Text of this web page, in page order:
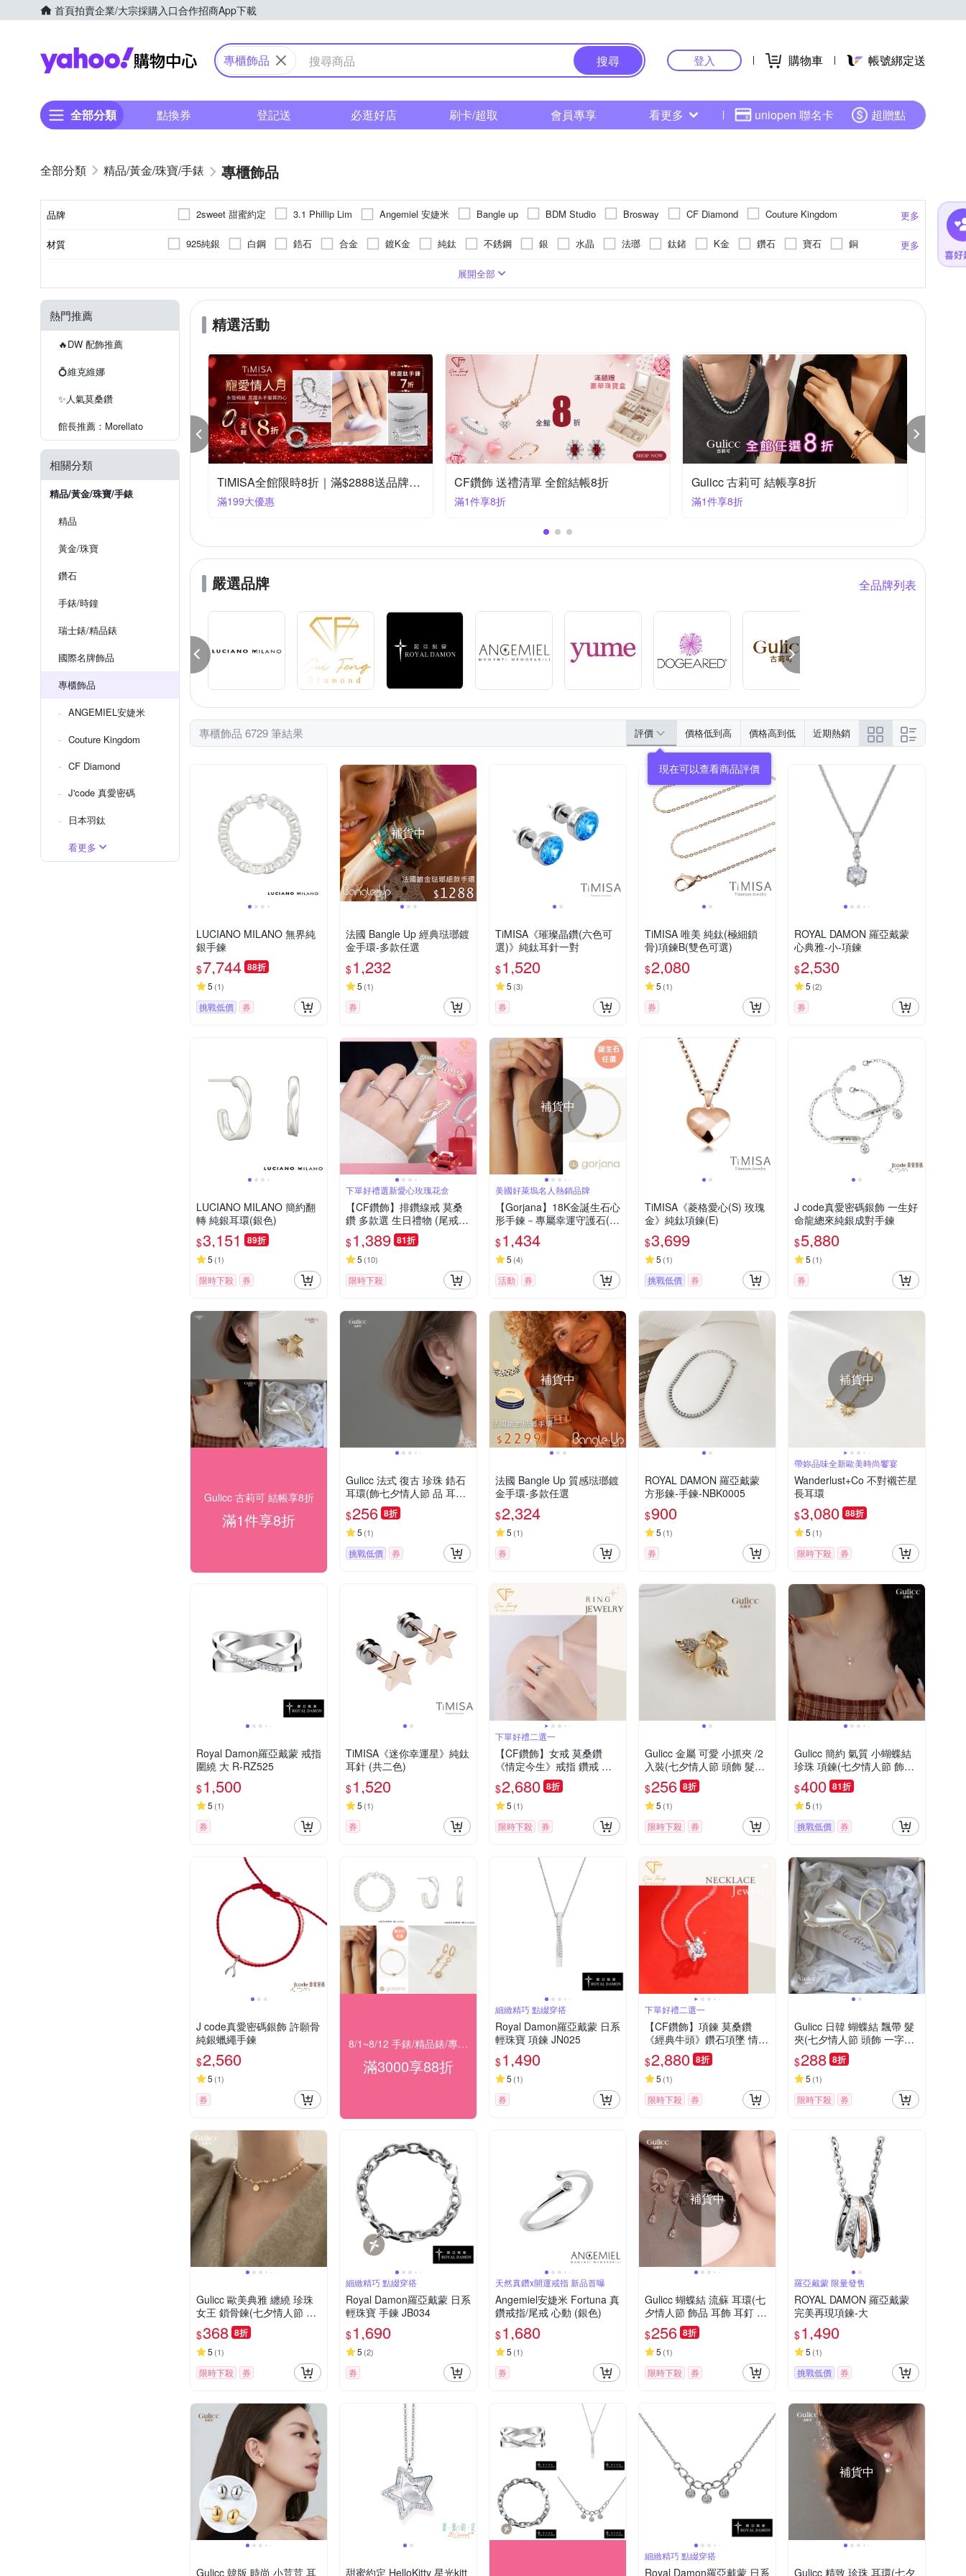
首頁拍賣企業/大宗採購入口合作招商App下載
Yahoo購物中心
專櫃飾品 搜尋 登入 購物車 帳號綁定送
全部分類 點換券 登記送 必逛好店 刷卡/超取 會員專享 看更多 uniopen 聯名卡 超贈點
精品/黃金/珠寶/手錶 專櫃飾品
品牌 更多
2sweet 甜蜜約定 3.1 Phillip Lim Angemiel 安婕米 Bangle up BDM Studio Brosway CF Diamond
Couture Kingdom
Disney 迪士尼
Dogeared e.m. ESPANA伊潘娜 Eyland FOSSIL Girls Crew GORJANA
Golicc 古里雅
Luciano Milano
Les Mots Doux Ms caramelo 焦糖小姐 Morellato Nach Bijoux Orelia PAUL HEWITT
PD PAOLA
STORY 故事銀飾
ZENGER
童樂繪金飾 其他品牌 皮革魔法師 金緻品 維克維娜
材質 更多
925純銀 白鋼 鋯石 合金 鍍K金 純鈦 不銹鋼 銀 水晶 法瑯 鈦鍺 K金 鑽石 寶石
銅
仿珠 矽膠
串珠/吊飾鎖骨鍊(16吋)
展開全部
熱門推薦
🔥DW 配飾推薦
💍維克維娜
✨人氣莫桑鑽
館長推薦：Morellato
相關分類
精品/黃金/珠寶/手錶
精品
黃金/珠寶
鑽石
手錶/時鐘
瑞士錶/精品錶
國際名牌飾品
專櫃飾品
ANGEMIEL安婕米
Couture Kingdom
CF Diamond
J'code 真愛密碼
日本羽鈦
看更多
精選活動
全館結帳8折 Gulicc 古莉可 結帳享8折 Royal Damon羅亞戴蒙 白鋼精品85折
滿800大優惠
Angemiel安婕米 仲夏美學 精選4折起
滿272大優惠
嚴選品牌 全品牌列表
專櫃飾品 6729 筆結果 評價 價格低到高 價格高到低 近期熱銷
現在可以查看商品評價
LUCIANO MILANO 無界純
銀手鍊
$7,744 88折
5 (1)
挑戰低價 券
補貨中
法國 Bangle Up 經典琺瑯鍍
金手環-多款任選
$1,232
5 (1)
券
TiMISA《璀璨晶鑽(六色可
選)》純鈦耳針一對
$1,520
5 (3)
券
TiMISA 唯美 純鈦(極細鎖
骨)項鍊B(雙色可選)
$2,080
5 (1)
券
ROYAL DAMON 羅亞戴蒙
心典雅-小-項鍊
$2,530
5 (2)
券
LUCIANO MILANO 簡約翻
轉 純銀耳環(銀色)
$3,151 89折
5 (1)
限時下殺 券
下單好禮選新愛心玫瑰花盒
【CF鑽飾】排鑽線戒 莫桑
鑽 多款選 生日禮物 (尾戒
戒指 鑽戒 開運 七夕情人節
飾品 送禮)
$1,389 81折
5 (10)
限時下殺
補貨中
美國好萊塢名人熱銷品牌
【Gorjana】18K金誕生石心
形手鍊－專屬幸運守護石(多
款任選)
$1,434
5 (4)
活動 券
TiMISA《菱格愛心(S) 玫瑰
金》純鈦項鍊(E)
$3,699
5 (1)
挑戰低價 券
J code真愛密碼銀飾 一生好
命龍總來純銀成對手鍊
$5,880
5 (1)
券
Gulicc 古莉可 結帳享8折
滿1件享8折
Gulicc 法式 復古 珍珠 鋯石
耳環(飾七夕情人節 品 耳飾
耳針 耳釘 耳環 生日禮物 )
$256 8折
5 (1)
挑戰低價 券
補貨中
法國 Bangle Up 質感琺瑯鍍
金手環-多款任選
$2,324
5 (1)
券
ROYAL DAMON 羅亞戴蒙
方形鍊-手鍊-NBK0005
$900
5 (1)
券
補貨中
帶妳品味全新歐美時尚饗宴
Wanderlust+Co 不對襯芒星
長耳環
$3,080 88折
5 (1)
限時下殺 券
Royal Damon羅亞戴蒙 戒指
圍繞 大 R-RZ525
$1,500
5 (1)
券
TiMISA《迷你幸運星》純鈦
耳針 (共二色)
$1,520
5 (1)
券
下單好禮二選一
【CF鑽飾】女戒 莫桑鑽
《情定今生》戒指 鑽戒 七
夕情人節 生日送禮 飾品 求
婚 告白
$2,680 8折
5 (1)
限時下殺 券
Gulicc 金屬 可愛 小抓夾 /2
入裝(七夕情人節 頭飾 髮夾
小抓夾 韓國 生日禮物 禮物)
$256 8折
5 (1)
限時下殺 券
Gulicc 簡約 氣質 小蝴蝶結
珍珠 項鍊(七夕情人節 飾品
項鍊 頸鍊 珍珠 鎖骨鍊 生日
禮物 )
$400 81折
5 (1)
挑戰低價 券
J code真愛密碼銀飾 許願骨
純銀蠟繩手鍊
$2,560
5 (1)
券
8/1~8/12 手錶/精品錶/專櫃飾品 指定商品滿$3000享88折
滿3000享88折
細緻精巧 點綴穿搭
Royal Damon羅亞戴蒙 日系
輕珠寶 項鍊 JN025
$1,490
5 (1)
券
下單好禮二選一
【CF鑽飾】項鍊 莫桑鑽
《經典牛頭》鑽石項墜 情人
禮物 生日送禮 飾品 求婚 告
白
$2,880 8折
5 (1)
限時下殺 券
Gulicc 日韓 蝴蝶結 飄帶 髮
夾(七夕情人節 頭飾 一字夾
瀏海夾 側邊夾 聖誕 禮物 主
題穿搭)
$288 8折
5 (1)
限時下殺 券
Gulicc 歐美典雅 纏繞 珍珠
女王 鎖骨鍊(七夕情人節 飾
品 項鍊 頸鍊 珍珠 鎖骨鍊 生
日禮物 )
$368 8折
5 (1)
限時下殺 券
細緻精巧 點綴穿搭
Royal Damon羅亞戴蒙 日系
輕珠寶 手鍊 JB034
$1,690
5 (2)
券
天然真鑽x開運戒指 新品首曝
Angemiel安婕米 Fortuna 真
鑽戒指/尾戒 心動 (銀色)
$1,680
5 (1)
券
補貨中
Gulicc 蝴蝶結 流蘇 耳環(七
夕情人節 飾品 耳飾 耳釘 耳
扣 耳環 生日禮物 )
$256 8折
5 (1)
限時下殺 券
羅亞戴蒙 限量發售
ROYAL DAMON 羅亞戴蒙
完美再現項鍊-大
$1,490
5 (1)
挑戰低價 券
Gulicc 韓版 時尚 小荳荳 耳 甜蜜約定 HelloKitty 星光kitt
細緻精巧 點綴穿搭
Royal Damon羅亞戴蒙 日系
補貨中
Gulicc 精致 珍珠 耳環(七夕